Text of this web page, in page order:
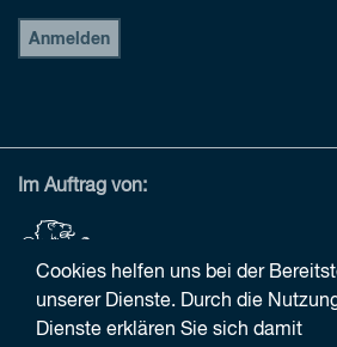
Anmelden
Im Auftrag von:
Cookies helfen uns bei der
unserer Dienste. Durch die
Dienste erklären Sie sich damit